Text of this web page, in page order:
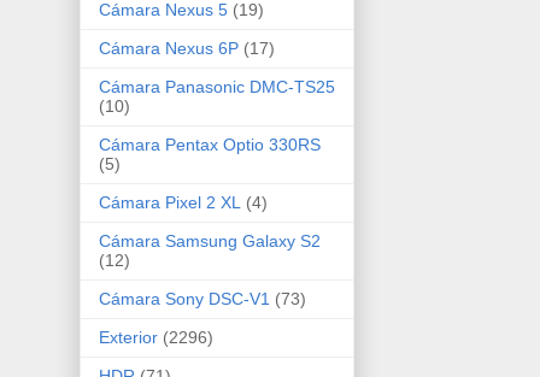
Cámara Nexus 5 (19)
Cámara Nexus 6P (17)
Cámara Panasonic DMC-TS25
(10)
Cámara Pentax Optio 330RS
(5)
Cámara Pixel 2 XL
(4)
Cámara Samsung Galaxy S2
(12)
Cámara Sony DSC-V1 (73)
Exterior (2296)